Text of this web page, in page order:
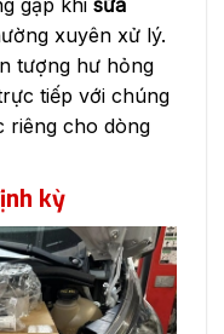
gặp khi sửa
xuyên xử lý.
tượng hư hỏng
tiếp với chúng
riêng cho dòng
kỳ